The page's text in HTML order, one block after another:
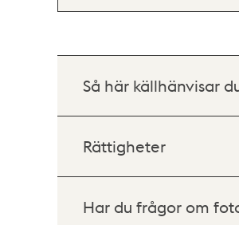
Så här källhänvisar
Rättigheter
Har du frågor om